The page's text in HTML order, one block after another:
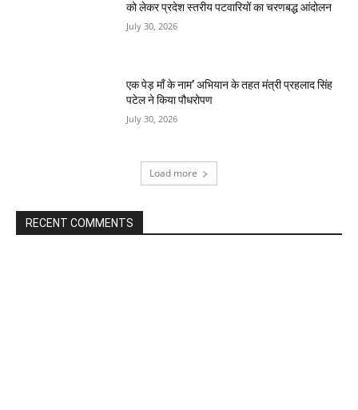
को लेकर प्रदेश स्तरीय पटवारियों का चरणबद्ध आंदोलन
July 30, 2026
एक पेड़ माँ के नाम’ अभियान के तहत मंत्री प्रहलाद सिंह
पटेल ने किया पौधरोपण
July 30, 2026
Load more
RECENT COMMENTS